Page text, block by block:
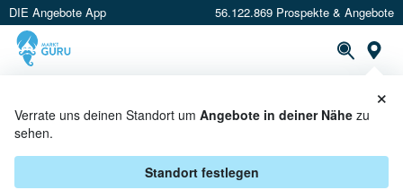
DIE Angebote App 56.122.869 Prospekte & Angebote
Verrate uns deinen Standort um Angebote in deiner Nähe zu
sehen.
Standort festlegen
×
RASTING BEI CAP MARKT -
ANGEBOTE & AKTIONEN